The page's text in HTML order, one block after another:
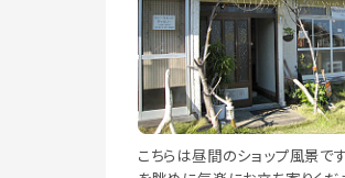
こちらは昼間のショップ風景で